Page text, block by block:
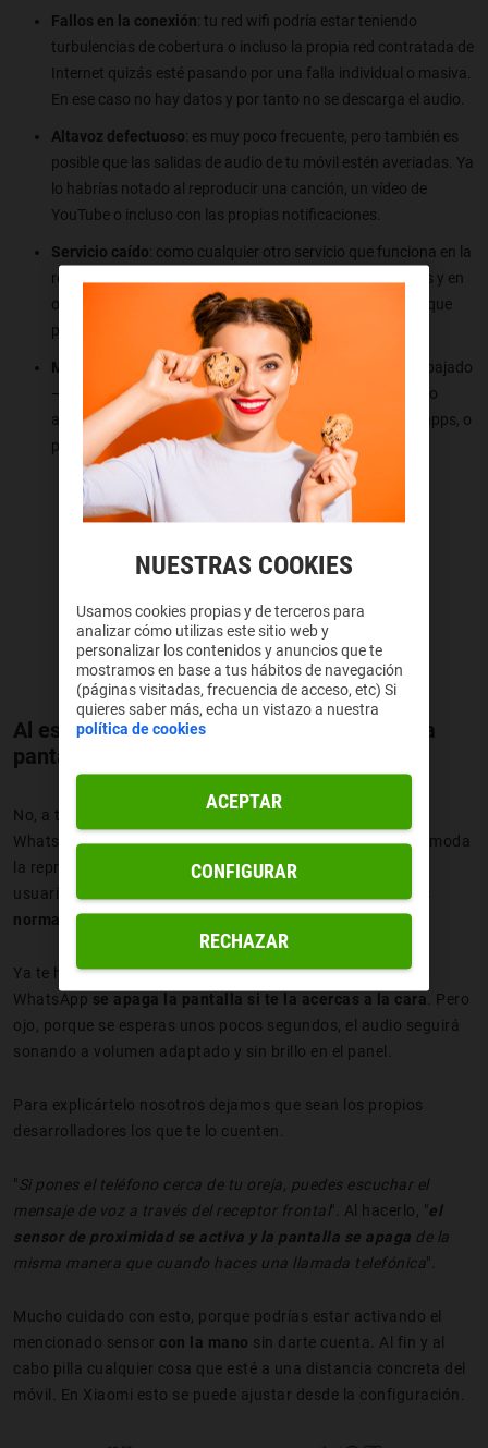
Fallos en la conexión: tu red wifi podría estar teniendo
turbulencias de cobertura o incluso la propia red contratada de
Internet quizás esté pasando por una falla individual o masiva.
En ese caso no hay datos y por tanto no se descarga el audio.
Altavoz defectuoso: es muy poco frecuente, pero también es
posible que las salidas de audio de tu móvil estén averiadas. Ya
lo habrías notado al reproducir una canción, un vídeo de
YouTube o incluso con las propias notificaciones.
Servicio caído: como cualquier otro servicio que funciona en la
red, WhatsApp sufre caídas masivas. A veces son locales y en
otras ocasiones mundiales. En este caso no hay mucho que
puedas hacer aparte de esperar a que se resuelva.
Móvil sin volumen: y ya no lo decimos porque lo tengas bajado
—algo bastante absurdo— sino porque hayas toqueteado
algún parámetro de los ajustes relativo al sonido de las apps, o
porque tengas aplicada un pre-configuración concreta.
Al escuchar audio de WhatsApp se apaga la
pantalla
No, a tu móvil no le pasa nada. Hace ya bastantes años
WhatsApp introdujo una actualización para hacer más cómoda
la reproducción de notas de voz. Con esto permitía a los
usuarios escuchar los mensajes
como si fueran llamadas
normales.
Ya te habrás dado cuenta de que al escuchar un audio de
WhatsApp se apaga la pantalla si te la acercas a la cara
. Pero
ojo, porque se esperas unos pocos segundos, el audio seguirá
sonando a volumen adaptado y sin brillo en el panel.
Para explicártelo nosotros dejamos que sean los propios
desarrolladores los que te lo cuenten.
" Si pones el teléfono cerca de tu oreja, puedes escuchar el
mensaje de voz a través del receptor frontal". Al hacerlo, " el
sensor de proximidad se activa y la pantalla se apaga de la
misma manera que cuando haces una llamada telefónica".
Mucho cuidado con esto, porque podrías estar activando el
mencionado sensor con la mano sin darte cuenta. Al fin y al
cabo pilla cualquier cosa que esté a una distancia concreta del
móvil. En Xiaomi esto se puede ajustar desde la configuración.
NUESTRAS COOKIES
Usamos cookies propias y de terceros para
analizar cómo utilizas este sitio web y
personalizar los contenidos y anuncios que te
mostramos en base a tus hábitos de navegación
(páginas visitadas, frecuencia de acceso, etc) Si
quieres saber más, echa un vistazo a nuestra
política de cookies
RECHAZAR
ACEPTAR
CONFIGURAR